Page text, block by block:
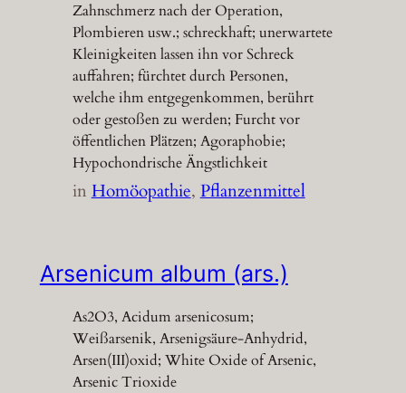
Zahnschmerz nach der Operation,
Plombieren usw.; schreckhaft; unerwartete
Kleinigkeiten lassen ihn vor Schreck
auffahren; fürchtet durch Personen,
welche ihm entgegenkommen, berührt
oder gestoßen zu werden; Furcht vor
öffentlichen Plätzen; Agoraphobie;
Hypochondrische Ängstlichkeit
inHomöopathie, Pflanzenmittel
Arsenicum album (ars.)
As2O3, Acidum arsenicosum;
Weißarsenik, Arsenigsäure-Anhydrid,
Arsen(III)oxid; White Oxide of Arsenic,
Arsenic Trioxide